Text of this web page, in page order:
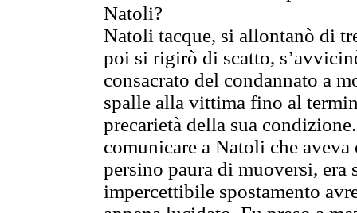
Natoli?
Natoli tacque, si allontanò di
poi si rigirò di scatto,
consacrato del condannato a
spalle alla vittima fino al
precarietà della sua
comunicare a Natoli che
persino paura di muoversi,
impercettibile spostamento